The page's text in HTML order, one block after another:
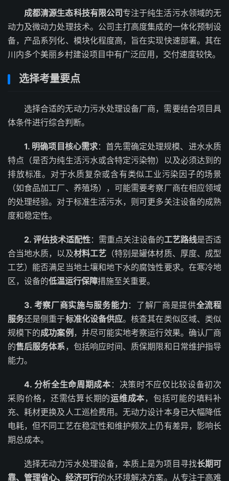
成都清源生态科技有限公司 专注于纯生活污水领域的无
动力及微动力处理技术。公司主打高度集成的一体化预制设
备，产品系列化、模块化程度高，旨在实现快速部署。其在
川内多个美丽乡村建设项目中有广泛应用，交付速度较快。
选择考量要点
选择合适的无动力污水处理设备厂商，需要结合项目具
体条件进行综合判断。
1. 明确项目核心需求：首先需确定处理规模、进水水质
特点（是否为纯生活污水或含特定污染物）以及必须达到的
排放标准。对于水质复杂或含有类似工业污染因子的场景
（如食品加工厂、养殖场），可能需要考察厂商在相应领域
的处理经验。对于标准生活污水，则可更多关注设备的成熟
度和稳定性。
2. 评估技术适配性：需重点关注设备的工艺路线是否适
合当地水质，以及材料工艺（特别是罐体材质、厚度、成型
工艺）能否满足当地土壤和地下水的腐蚀性要求。在寒冷地
区，设备的低温运行保障措施至关重要。
3. 考察厂商实施与服务能力：了解厂商是提供全流程
服务还是侧重于标准化设备供应。核查其在类似区域、类似
规模下的成功案例 ，并尽可能实地考察运行效果。确认厂商
的售后服务体系，包括响应时间、质保期限和日常维护指导
能力。
4. 分析全生命周期成本 ：决策时不应仅比较设备初次
采购价格，还需估算长期的运维成本，包括可能的填料补
充、耗材更换及人工巡检费用。无动力设计本身已大幅降低
电耗，但不同工艺在稳定性和维护频次上仍有差异，影响长
期总成本。
选择无动力污水处理设备，本质上是为项目寻找长期可
靠、管理省心、经济可行的水环境解决方案。从专注于高难